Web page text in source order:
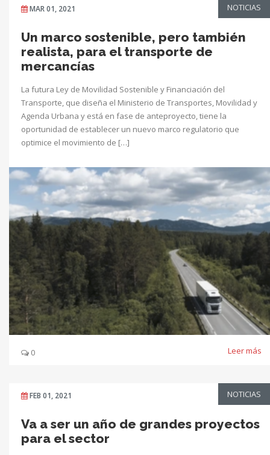
MAR 01, 2021 NOTICIAS
Un marco sostenible, pero también
realista, para el transporte de
mercancías
La futura Ley de Movilidad Sostenible y Financiación del
Transporte, que diseña el Ministerio de Transportes, Movilidad y
Agenda Urbana y está en fase de anteproyecto, tiene la
oportunidad de establecer un nuevo marco regulatorio que
optimice el movimiento de […]
0 Leer más
FEB 01, 2021 NOTICIAS
Va a ser un año de grandes proyectos
para el sector